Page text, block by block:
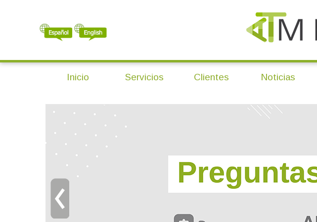
Inicio Servicios Clientes Noticias